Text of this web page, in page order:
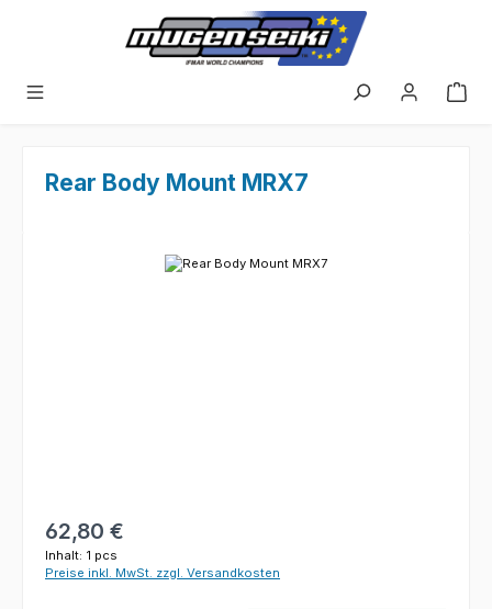
Rear Body Mount MRX7
Bildergalerie überspringen
Regulärer Preis:
62,80 €
Inhalt: 1 pcs
Preise inkl. MwSt. zzgl. Versandkosten